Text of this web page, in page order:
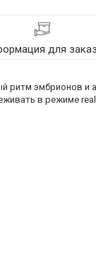
для
ритм эмбрионов и
в режиме